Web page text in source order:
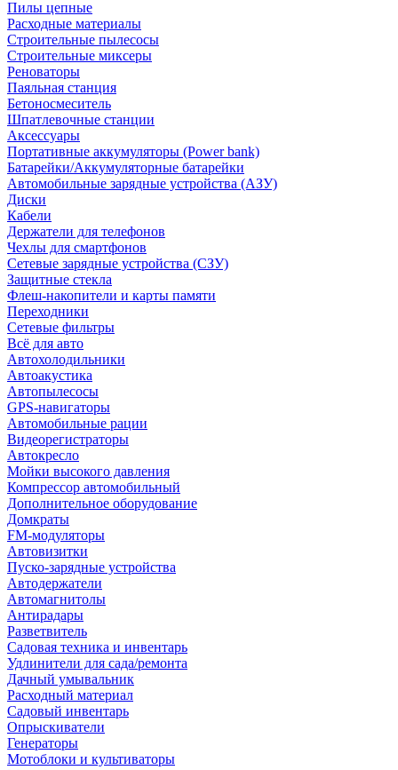
Пилы цепные
Расходные материалы
Строительные пылесосы
Строительные миксеры
Реноваторы
Паяльная станция
Бетоносмеситель
Шпатлевочные станции
Аксессуары
Портативные аккумуляторы (Power bank)
Батарейки/Аккумуляторные батарейки
Автомобильные зарядные устройства (АЗУ)
Диски
Кабели
Держатели для телефонов
Чехлы для смартфонов
Сетевые зарядные устройства (СЗУ)
Защитные стекла
Флеш-накопители и карты памяти
Переходники
Сетевые фильтры
Всё для авто
Автохолодильники
Автоакустика
Автопылесосы
GPS-навигаторы
Автомобильные рации
Видеорегистраторы
Автокресло
Мойки высокого давления
Компрессор автомобильный
Дополнительное оборудование
Домкраты
FM-модуляторы
Автовизитки
Пуско-зарядные устройства
Автодержатели
Автомагнитолы
Антирадары
Разветвитель
Садовая техника и инвентарь
Удлинители для сада/ремонта
Дачный умывальник
Расходный материал
Садовый инвентарь
Опрыскиватели
Генераторы
Мотоблоки и культиваторы